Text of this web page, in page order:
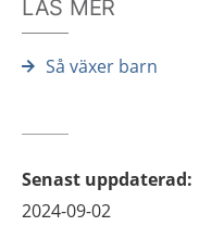
LÄS MER
Så växer barn
Senast uppdaterad:
2024-09-02